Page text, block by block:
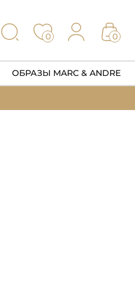
0 0
ОБРАЗЫ MARC & ANDRE